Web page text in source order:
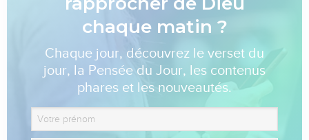
chaque matin ?
Chaque jour, découvrez le verset du
jour, la Pensée du Jour, les contenus
phares et les nouveautés.